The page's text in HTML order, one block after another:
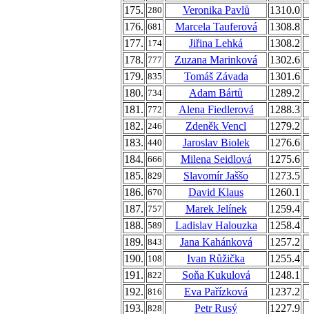
175. 280 Veronika Pavlů
1310.0
176. 681 Marcela Tauferová
1308.8
177. 174 Jiřina Lehká
1308.2
178. 777 Zuzana Marinková
1302.6
179. 835 Tomáš Závada
1301.6
180. 734 Adam Bártů
1289.2
181. 772 Alena Fiedlerová
1288.3
182. 246 Zdeněk Vencl
1279.2
183. 440 Jaroslav Biolek
1276.6
184. 666 Milena Seidlová
1275.6
185. 829 Slavomír Jaššo
1273.5
186. 670 David Klaus
1260.1
187. 757 Marek Jelínek
1259.4
188. 589 Ladislav Halouzka
1258.4
189. 843 Jana Kahánková
1257.2
190. 108 Ivan Růžička
1255.4
191. 822 Soňa Kukulová
1248.1
192. 816 Eva Pařízková 1237.2
193. 828 Petr Rusý
1227.9